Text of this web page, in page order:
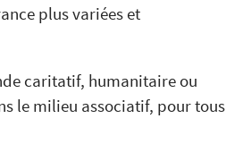
plus variées et
caritatif, humanitaire ou
le milieu associatif, pour tous